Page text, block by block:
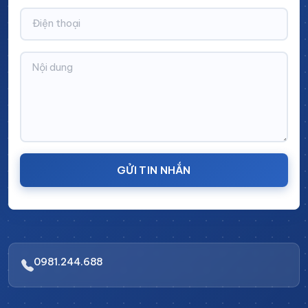
Kích thước:Sản xuất theo yêu cầu
Số tầng:
Ưu điểm của sản phẩm bàn thao
tác tăng chỉnh chiều cao
Bàn thao tác tăng chỉnh chiều cao không chỉ mang
đến sự linh hoạt và tiện ích trong công việc mà còn
các ưu điểm vượt trội so với các loại bàn thao tác
GỬI TIN NHẮN
0981.244.688